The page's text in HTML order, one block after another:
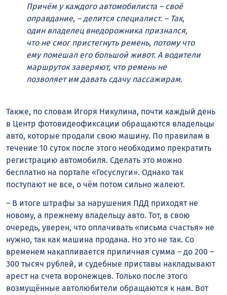
Причём у каждого автомобилиста – своё
оправдание, – делится специалист. – Так,
один владелец внедорожника признался,
что не смог пристегнуть ремень, потому что
ему помешал его большой живот. А водители
маршруток заверяют, что ремень не
позволяет им давать сдачу пассажирам.
Также, по словам Игоря Никулина, почти каждый день
в Центр фотовидеофиксации обращаются владельцы
авто, которые продали свою машину. По правилам в
течение 10 суток после этого необходимо прекратить
регистрацию автомобиля. Сделать это можно
бесплатно на портале «Госуслуги». Однако так
поступают не все, о чём потом сильно жалеют.
– В итоге штрафы за нарушения ПДД приходят не
новому, а прежнему владельцу авто. Тот, в свою
очередь, уверен, что оплачивать «письма счастья» не
нужно, так как машина продана. Но это не так. Со
временем накапливается приличная сумма – до 200 –
300 тысяч рублей, и судебные приставы накладывают
арест на счета воронежцев. Только после этого
возмущённые автолюбители обращаются к нам. Вот